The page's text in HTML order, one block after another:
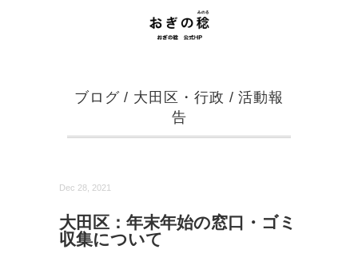
ブログ/ 大田区・行政 /活動報
告
Dec 28, 2021
大田区：年末年始の窓口・ゴミ
収集について